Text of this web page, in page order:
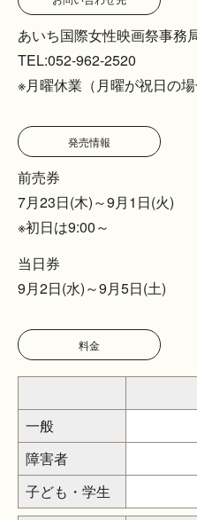
あいち国際女性映画祭事務
TEL:052-962-2520
※月曜休業（月曜が祝日の場
発売情報
前売券
7月23日(木)～9月1日(火)
※初日は9:00～
当日券
9月2日(水)～9月5日(土)
料金
一般
障害者
子ども・学生